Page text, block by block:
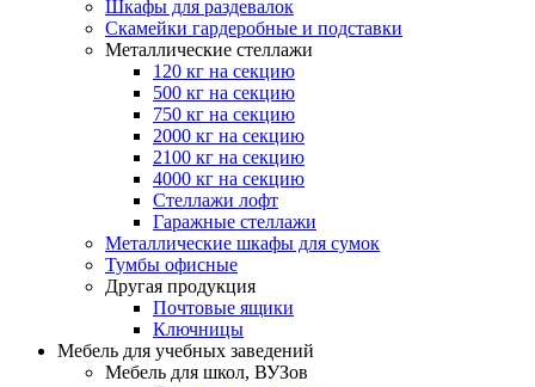
Шкафы для раздевалок
Скамейки гардеробные и подставки
Металлические стеллажи
120 кг на секцию
500 кг на секцию
750 кг на секцию
2000 кг на секцию
2100 кг на секцию
4000 кг на секцию
Стеллажи лофт
Гаражные стеллажи
Металлические шкафы для сумок
Тумбы офисные
Другая продукция
Почтовые ящики
Ключницы
Мебель для учебных заведений
Мебель для школ, ВУЗов